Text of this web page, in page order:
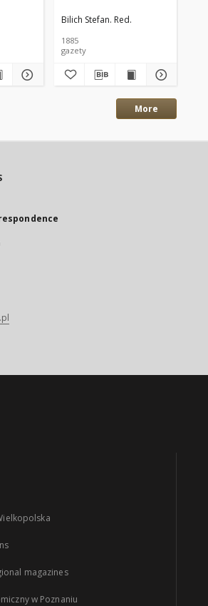
R.15 Nr283
Bilich Stefan. Red.
1885
gazety
More
magazines
w Poznaniu